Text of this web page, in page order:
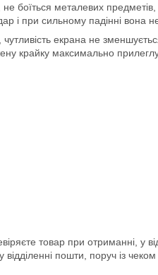
боїться металевих
і при сильному падінні вона
екрана не
крайку максимально
товар при отриманні, у
пошти, поруч із